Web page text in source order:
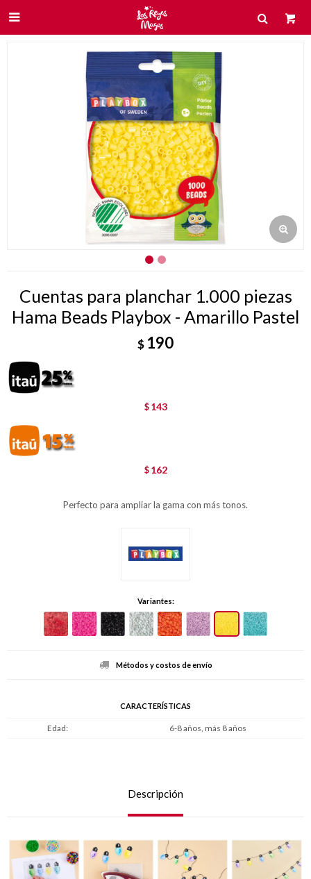

Cuentas para planchar 1.000 piezas
Hama Beads Playbox - Amarillo Pastel
$ 190
$ 143
$ 162
Perfecto para ampliar la gama con más tonos.
Variantes:
Métodos y costos de envío
CARACTERÍSTICAS
Edad 6-8 años, más 8 años
Descripción